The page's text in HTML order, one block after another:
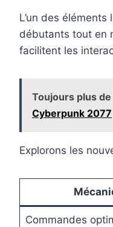
L’un des
débutants tout en
facilitent les
Toujours plus
Cyberpunk 2077
Explorons les
Commandes